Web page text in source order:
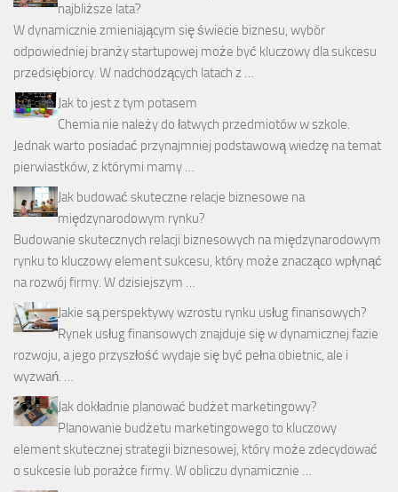
najbliższe lata?
W dynamicznie zmieniającym się świecie biznesu, wybór
odpowiedniej branży startupowej może być kluczowy dla sukcesu
przedsiębiorcy. W nadchodzących latach z …
Jak to jest z tym potasem
Chemia nie należy do łatwych przedmiotów w szkole.
Jednak warto posiadać przynajmniej podstawową wiedzę na temat
pierwiastków, z którymi mamy …
Jak budować skuteczne relacje biznesowe na
międzynarodowym rynku?
Budowanie skutecznych relacji biznesowych na międzynarodowym
rynku to kluczowy element sukcesu, który może znacząco wpłynąć
na rozwój firmy. W dzisiejszym …
Jakie są perspektywy wzrostu rynku usług finansowych?
Rynek usług finansowych znajduje się w dynamicznej fazie
rozwoju, a jego przyszłość wydaje się być pełna obietnic, ale i
wyzwań. …
Jak dokładnie planować budżet marketingowy?
Planowanie budżetu marketingowego to kluczowy
element skutecznej strategii biznesowej, który może zdecydować
o sukcesie lub porażce firmy. W obliczu dynamicznie …